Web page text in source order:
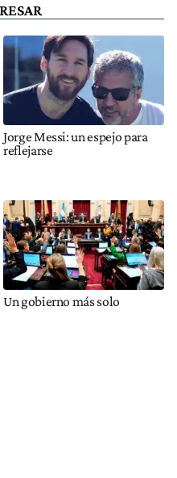
Jorge Messi: un espejo para
reflejarse
Un gobierno más solo